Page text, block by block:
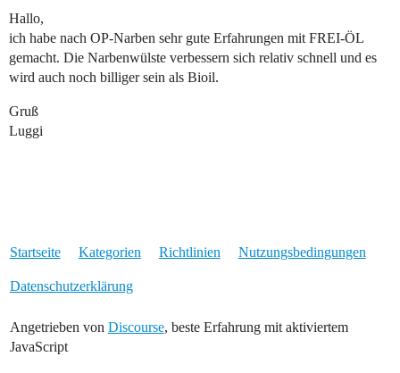
Hallo,
ich habe nach OP-Narben sehr gute Erfahrungen mit FREI-ÖL
gemacht. Die Narbenwülste verbessern sich relativ schnell und es
wird auch noch billiger sein als Bioil.
Gruß
Luggi
Startseite Kategorien Richtlinien Nutzungsbedingungen
Datenschutzerklärung
Angetrieben von Discourse, beste Erfahrung mit aktiviertem
JavaScript